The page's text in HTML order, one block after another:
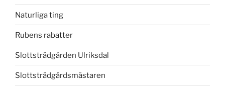
Naturliga ting
Rubens rabatter
Slottsträdgården Ulriksdal
Slottsträdgårdsmästaren